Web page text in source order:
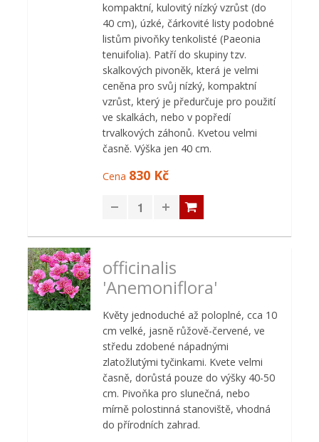
kompaktní, kulovitý nízký vzrůst (do
40 cm), úzké, čárkovité listy podobné
listům pivoňky tenkolisté (Paeonia
tenuifolia). Patří do skupiny tzv.
skalkových pivoněk, která je velmi
ceněna pro svůj nízký, kompaktní
vzrůst, který je předurčuje pro použití
ve skalkách, nebo v popředí
trvalkových záhonů. Kvetou velmi
časně. Výška jen 40 cm.
Cena 830 Kč
officinalis
'Anemoniflora'
Květy jednoduché až poloplné, cca 10
cm velké, jasně růžově-červené, ve
středu zdobené nápadnými
zlatožlutými tyčinkami. Kvete velmi
časně, dorůstá pouze do výšky 40-50
cm. Pivoňka pro slunečná, nebo
mírně polostinná stanoviště, vhodná
do přírodních zahrad.